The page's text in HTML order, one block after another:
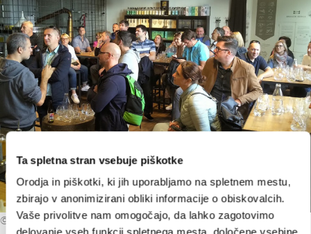
Ta spletna stran vsebuje piškotke
Orodja in piškotki, ki jih uporabljamo na spletnem mestu,
zbirajo v anonimizirani obliki informacije o obiskovalcih.
Vaše privolitve nam omogočajo, da lahko zagotovimo
© Broken Bones